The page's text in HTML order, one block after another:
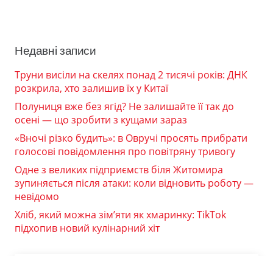
Недавні записи
Труни висіли на скелях понад 2 тисячі років: ДНК
розкрила, хто залишив їх у Китаї
Полуниця вже без ягід? Не залишайте її так до
осені — що зробити з кущами зараз
«Вночі різко будить»: в Овручі просять прибрати
голосові повідомлення про повітряну тривогу
Одне з великих підприємств біля Житомира
зупиняється після атаки: коли відновить роботу —
невідомо
Хліб, який можна зім’яти як хмаринку: TikTok
підхопив новий кулінарний хіт